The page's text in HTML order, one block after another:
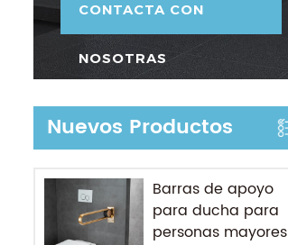
CONTACTA CON
NOSOTRAS
Nuevos Productos
Barras de apoyo
para ducha para
personas mayores